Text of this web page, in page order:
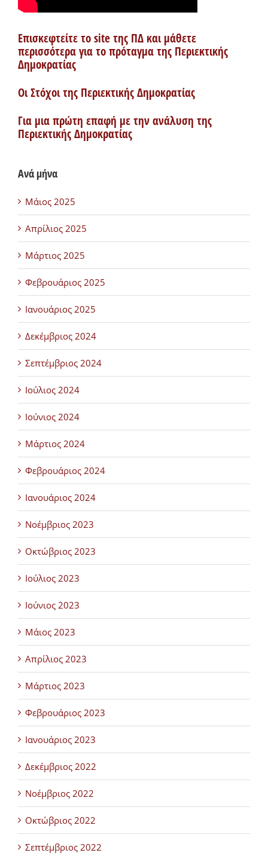
Επισκεφτείτε το site της ΠΔ και μάθετε
περισσότερα για το πρόταγμα της Περιεκτικής
Δημοκρατίας
Οι Στόχοι της Περιεκτικής Δημοκρατίας
Για μια πρώτη επαφή με την ανάλυση της
Περιεκτικής Δημοκρατίας
Ανά μήνα
Μάιος 2025
Απρίλιος 2025
Μάρτιος 2025
Φεβρουάριος 2025
Ιανουάριος 2025
Δεκέμβριος 2024
Σεπτέμβριος 2024
Ιούλιος 2024
Ιούνιος 2024
Μάρτιος 2024
Φεβρουάριος 2024
Ιανουάριος 2024
Νοέμβριος 2023
Οκτώβριος 2023
Ιούλιος 2023
Ιούνιος 2023
Μάιος 2023
Απρίλιος 2023
Μάρτιος 2023
Φεβρουάριος 2023
Ιανουάριος 2023
Δεκέμβριος 2022
Νοέμβριος 2022
Οκτώβριος 2022
Σεπτέμβριος 2022